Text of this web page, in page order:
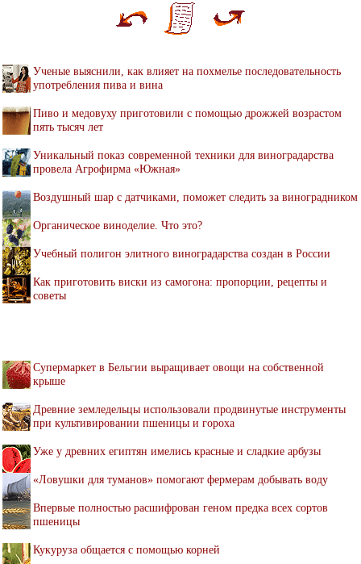
Ученые выяснили, как влияет на похмелье последовательность
употребления пива и вина
Пиво и медовуху приготовили с помощью дрожжей возрастом
пять тысяч лет
Уникальный показ современной техники для виноградарства
провела Агрофирма «Южная»
Воздушный шар с датчиками, поможет следить за виноградником
Органическое виноделие. Что это?
Учебный полигон элитного виноградарства создан в России
Как приготовить виски из самогона: пропорции, рецепты и
советы
Супермаркет в Бельгии выращивает овощи на собственной
крыше
Древние земледельцы использовали продвинутые инструменты
при культивировании пшеницы и гороха
Уже у древних египтян имелись красные и сладкие арбузы
«Ловушки для туманов» помогают фермерам добывать воду
Впервые полностью расшифрован геном предка всех сортов
пшеницы
Кукуруза общается с помощью корней